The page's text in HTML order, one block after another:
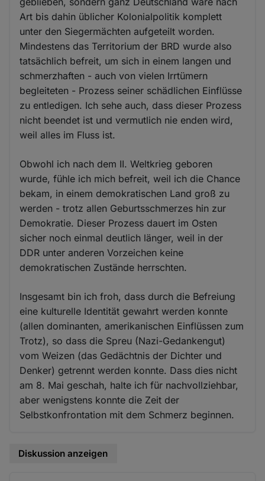
Art bis dahin üblicher Kolonialpolitik komplett
unter den Siegermächten aufgeteilt worden.
Mindestens das Territorium der BRD wurde also
tatsächlich befreit, um sich in einem langen und
schmerzhaften - auch von vielen Irrtümern
begleiteten - Prozess seiner schädlichen Einflüsse
zu entledigen. Ich sehe auch, dass dieser Prozess
nicht beendet ist und vermutlich nie enden wird,
weil alles im Fluss ist.
Obwohl ich nach dem II. Weltkrieg geboren
wurde, fühle ich mich befreit, weil ich die Chance
bekam, in einem demokratischen Land groß zu
werden - trotz allen Geburtsschmerzes hin zur
Demokratie. Dieser Prozess dauert im Osten
sicher noch einmal deutlich länger, weil in der
DDR unter anderen Vorzeichen keine
demokratischen Zustände herrschten.
Insgesamt bin ich froh, dass durch die Befreiung
eine kulturelle Identität gewahrt werden konnte
(allen dominanten, amerikanischen Einflüssen zum
Trotz), so dass die Spreu (Nazi-Gedankengut)
vom Weizen (das Gedächtnis der Dichter und
Denker) getrennt werden konnte. Dass dies nicht
am 8. Mai geschah, halte ich für nachvollziehbar,
aber wenigstens konnte die Zeit der
Selbstkonfrontation mit dem Schmerz beginnen.
Diskussion anzeigen